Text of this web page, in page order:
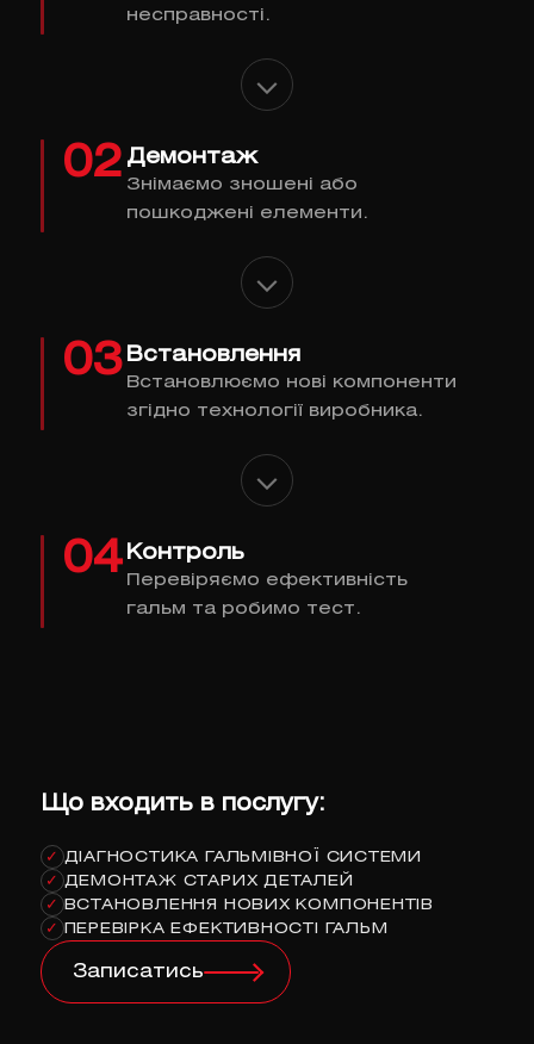
несправності.
02 Демонтаж
Знімаємо зношені або
пошкоджені елементи.
03 Встановлення
Встановлюємо нові компоненти
згідно технології виробника.
04 Контроль
Перевіряємо ефективність
гальм та робимо тест.
Що входить в послугу:
✓ ДІАГНОСТИКА ГАЛЬМІВНОЇ СИСТЕМИ
✓ ДЕМОНТАЖ СТАРИХ ДЕТАЛЕЙ
✓ ВСТАНОВЛЕННЯ НОВИХ КОМПОНЕНТІВ
✓ ПЕРЕВІРКА ЕФЕКТИВНОСТІ ГАЛЬМ
Записатись